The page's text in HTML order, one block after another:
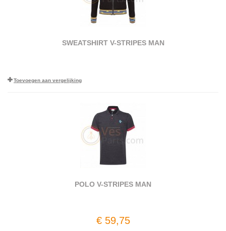
SWEATSHIRT V-STRIPES MAN
Toevoegen aan vergelijking
POLO V-STRIPES MAN
€ 59,75